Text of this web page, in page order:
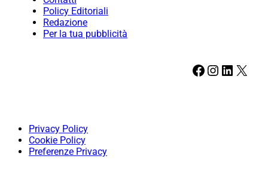
Policy Editoriali
Redazione
Per la tua pubblicità
Facebook Instagram LinkedIn X
Privacy Policy
Cookie Policy
Preferenze Privacy